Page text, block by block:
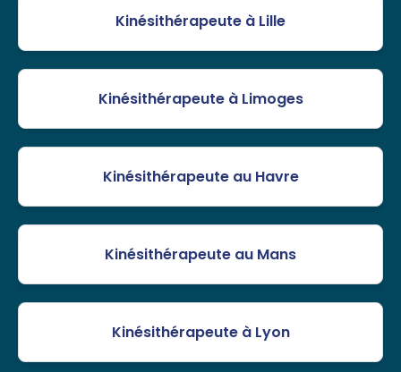
Kinésithérapeute à Lille
Kinésithérapeute à Limoges
Kinésithérapeute au Havre
Kinésithérapeute au Mans
Kinésithérapeute à Lyon